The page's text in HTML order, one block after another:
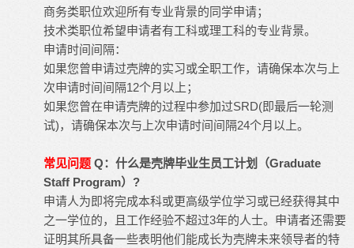
商务类职位欢迎所有专业背景的同学申请；
技术类职位希望申请者有工科或理工科的专业背景。
申请时间间隔：
如果您曾申请过壳牌的实习或全职工作，请确保本次与上
次申请时间间隔12个月以上；
如果您曾在申请壳牌的过程中参加过SRD(即最后一轮测
试)，请确保本次与上次申请时间间隔24个月以上。
常见问题 Q：什么是壳牌毕业生员工计划（Graduate
Staff Program）?
申请人为即将完成本科或更高级学位学习或已经获得其中
之一学位的，且工作经验不超过3年的人士。申请者还需要
证明其所具备一些表明他们能成长为壳牌未来领导者的特